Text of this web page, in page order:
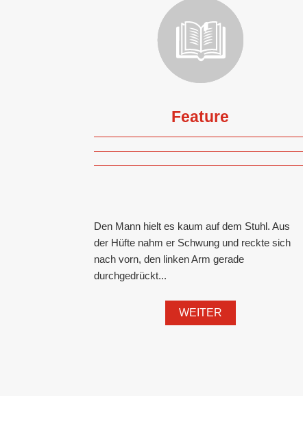
Feature
Den Mann hielt es kaum auf dem Stuhl. Aus
der Hüfte nahm er Schwung und reckte sich
nach vorn, den linken Arm gerade
durchgedrückt...
WEITER